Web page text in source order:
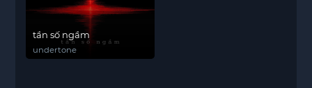
tần số ngầm
undertone